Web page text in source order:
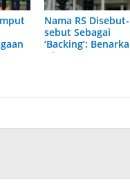
Nama RS Disebut-
sebut Sebagai
‘Backing’:
Oknum P2 Bea